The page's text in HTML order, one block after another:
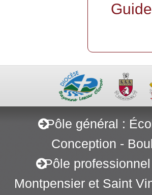
Guide
Pôle général :
Conception -
Pôle
Montpensier et Saint